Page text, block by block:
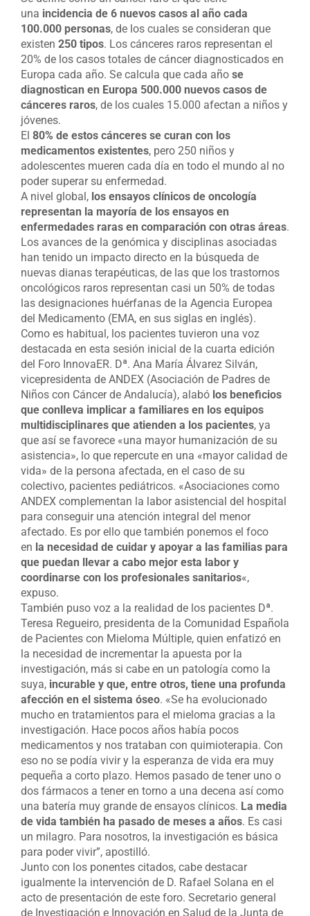
una incidencia de 6 nuevos casos al año cada
100.000 personas, de los cuales se consideran que
existen 250 tipos. Los cánceres raros representan el
20% de los casos totales de cáncer diagnosticados en
Europa cada año. Se calcula que cada año se
diagnostican en Europa 500.000 nuevos casos de
cánceres raros, de los cuales 15.000 afectan a niños y
jóvenes.
El 80% de estos cánceres se curan con los
medicamentos existentes, pero 250 niños y
adolescentes mueren cada día en todo el mundo al no
poder superar su enfermedad.
A nivel global, los ensayos clínicos de oncología
representan la mayoría de los ensayos en
enfermedades raras en comparación con otras áreas.
Los avances de la genómica y disciplinas asociadas
han tenido un impacto directo en la búsqueda de
nuevas dianas terapéuticas, de las que los trastornos
oncológicos raros representan casi un 50% de todas
las designaciones huérfanas de la Agencia Europea
del Medicamento (EMA, en sus siglas en inglés).
Como es habitual, los pacientes tuvieron una voz
destacada en esta sesión inicial de la cuarta edición
del Foro InnovaER. Dª. Ana María Álvarez Silván,
vicepresidenta de ANDEX (Asociación de Padres de
Niños con Cáncer de Andalucía), alabó los beneficios
que conlleva implicar a familiares en los equipos
multidisciplinares que atienden a los pacientes, ya
que así se favorece «una mayor humanización de su
asistencia», lo que repercute en una «mayor calidad de
vida» de la persona afectada, en el caso de su
colectivo, pacientes pediátricos. «Asociaciones como
ANDEX complementan la labor asistencial del hospital
para conseguir una atención integral del menor
afectado. Es por ello que también ponemos el foco
en la necesidad de cuidar y apoyar a las familias para
que puedan llevar a cabo mejor esta labor y
coordinarse con los profesionales sanitarios«,
expuso.
También puso voz a la realidad de los pacientes Dª.
Teresa Regueiro, presidenta de la Comunidad Española
de Pacientes con Mieloma Múltiple, quien enfatizó en
la necesidad de incrementar la apuesta por la
investigación, más si cabe en un patología como la
suya, incurable y que, entre otros, tiene una profunda
afección en el sistema óseo. «Se ha evolucionado
mucho en tratamientos para el mieloma gracias a la
investigación. Hace pocos años había pocos
medicamentos y nos trataban con quimioterapia. Con
eso no se podía vivir y la esperanza de vida era muy
pequeña a corto plazo. Hemos pasado de tener uno o
dos fármacos a tener en torno a una decena así como
una batería muy grande de ensayos clínicos. La media
de vida también ha pasado de meses a años. Es casi
un milagro. Para nosotros, la investigación es básica
para poder vivir”, apostilló.
Junto con los ponentes citados, cabe destacar
igualmente la intervención de D. Rafael Solana en el
acto de presentación de este foro. Secretario general
de Investigación e Innovación en Salud de la Junta de